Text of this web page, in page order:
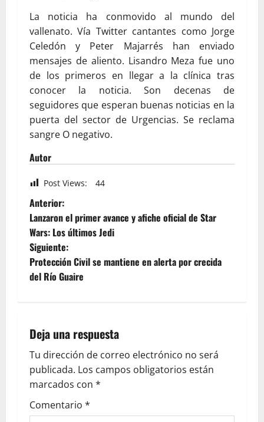
La noticia ha conmovido al mundo del
vallenato. Vía Twitter cantantes como Jorge
Celedón y Peter Majarrés han enviado
mensajes de aliento. Lisandro Meza fue uno
de los primeros en llegar a la clínica tras
conocer la noticia. Son decenas de
seguidores que esperan buenas noticias en la
puerta del sector de Urgencias. Se reclama
sangre O negativo.
Autor
Post Views: 44
Anterior:
Lanzaron el primer avance y afiche oficial de Star
Wars: Los últimos Jedi
Siguiente:
Protección Civil se mantiene en alerta por crecida
del Río Guaire
Deja una respuesta
Tu dirección de correo electrónico no será
publicada. Los campos obligatorios están
marcados con *
Comentario *